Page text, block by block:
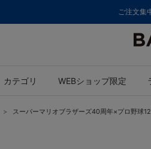
ご注文集
カテゴリ WEBショップ限定
スーパーマリオブラザーズ40周年×プロ野球